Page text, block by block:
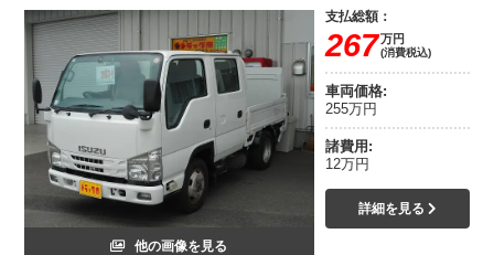
他の画像を見る
支払総額：
267万円
(消費税込)
車両価格:
255万円
諸費用:
12万円
詳細を見る